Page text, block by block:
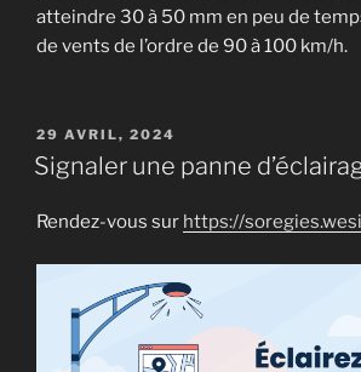
atteindre 30 à 50 mm en peu de
de vents de l’ordre de 90 à 100 km/h.
PUBLIÉ
LE
29 AVRIL, 2024
Signaler une panne
Rendez-vous sur https://